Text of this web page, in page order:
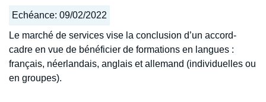
Echéance: 09/02/2022
Le marché de services vise la conclusion d’un accord-
cadre en vue de bénéficier de formations en langues :
français, néerlandais, anglais et allemand (individuelles ou
en groupes).